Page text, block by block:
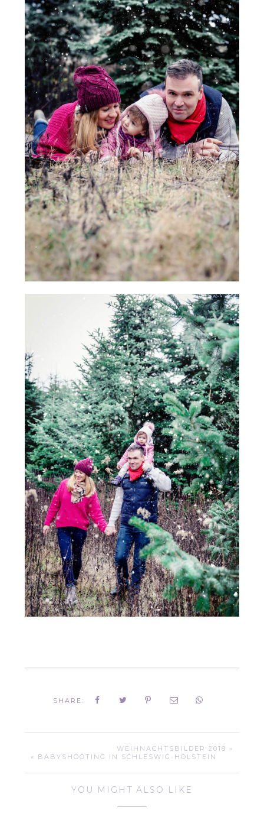
SHARE:
WEIHNACHTSBILDER 2018 »
« BABYSHOOTING IN SCHLESWIG-HOLSTEIN
YOU MIGHT ALSO LIKE